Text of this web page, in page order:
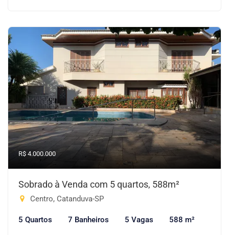
R$ 4.000.000
Sobrado à Venda com 5 quartos, 588m²
Centro, Catanduva-SP
5 Quartos 7 Banheiros 5 Vagas 588 m²